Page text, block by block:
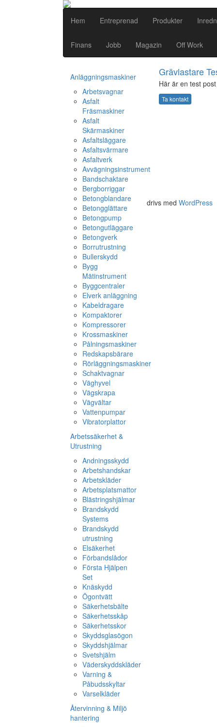
Hem Entreprenad Produkter
Finans Jobb Magazin Off Work
Anläggningsmaskiner
Arbetsvagnar
Asfalt
Fräsmaskiner
Asfalt
Skärmaskiner
Asfaltsläggare
Asfaltsvärmare
Asfaltverk
Avvägningsinstrument
Bandschaktare
Bergborriggar
Betongblandare
Betongglättare
Betongpump
Betongutläggare
Betongverk
Borrutrustning
Bullerskydd
Bygg
Mätinstrument
Byggcentraler
Elverk anläggning
Kabeldragare
Kompaktorer
Kompressorer
Krossmaskiner
Pålningsmaskiner
Redskapsbärare
Rörläggningsmaskiner
Schaktvagnar
Väghyvel
Vägskrapa
Vägvältar
Vattenpumpar
Vibratorplattor
Arbetssäkerhet &
Utrustning
Andningsskydd
Arbetshandskar
Arbetskläder
Arbetsplatsmattor
Blästringshjälmar
Brandskydd
Systems
Brandskydd
utrustning
Elsäkerhet
Förbandslådor
Första Hjälpen
Set
Knäskydd
Ögontvätt
Säkerhetsbälte
Säkerhetsskåp
Säkerhetsskor
Skyddsglasögon
Skyddshjälmar
Svetshjälm
Väderskyddskläder
Varning &
Påbudsskyltar
Varselkläder
Återvinning & Miljö
hantering
Grävlastare
Här är en test
Ta kontakt
drivs med WordPress